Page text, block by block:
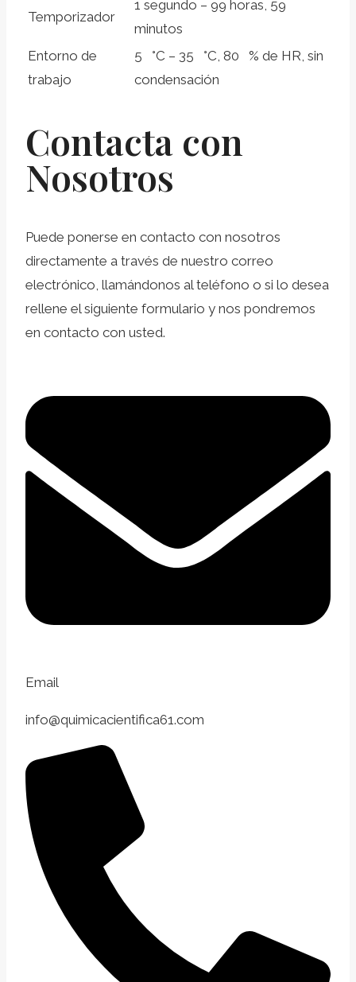
Temporizador
1 segundo – 99 horas, 59
minutos
Entorno de
trabajo
5 °C – 35 °C, 80 % de HR, sin
condensación
Contacta con
Nosotros
Puede ponerse en contacto con nosotros
directamente a través de nuestro correo
electrónico, llamándonos al teléfono o si lo desea
rellene el siguiente formulario y nos pondremos
en contacto con usted.
Email
info@quimicacientifica61.com